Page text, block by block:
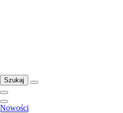
Szukaj
Nowości